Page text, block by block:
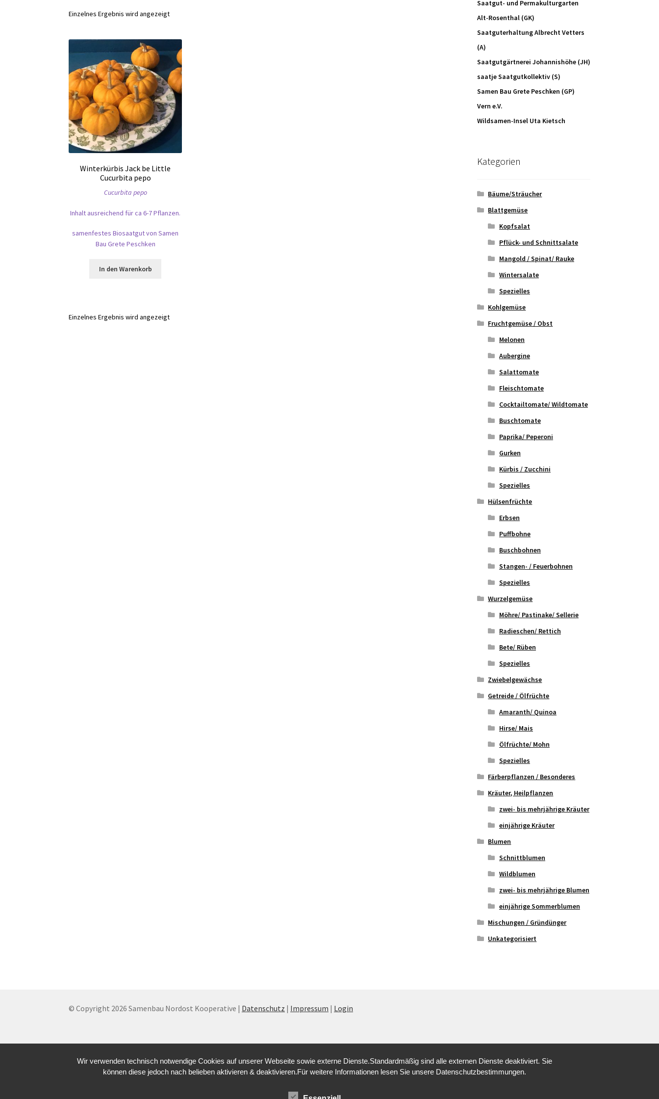
Einzelnes Ergebnis wird angezeigt
Winterkürbis Jack be Little
Cucurbita pepo
Cucurbita pepo
Inhalt ausreichend für ca 6-7 Pflanzen.
samenfestes Biosaatgut von Samen
Bau Grete Peschken
In den Warenkorb
Einzelnes Ergebnis wird angezeigt
Saatgut- und Permakulturgarten
Alt-Rosenthal (GK)
Saatguterhaltung Albrecht Vetters
(A)
Saatgutgärtnerei Johannishöhe (JH)
saatje Saatgutkollektiv (S)
Samen Bau Grete Peschken (GP)
Vern e.V.
Wildsamen-Insel Uta Kietsch
Kategorien
Bäume/Sträucher
Blattgemüse
Kopfsalat
Pflück- und Schnittsalate
Mangold / Spinat/ Rauke
Wintersalate
Spezielles
Kohlgemüse
Fruchtgemüse / Obst
Melonen
Aubergine
Salattomate
Fleischtomate
Cocktailtomate/ Wildtomate
Buschtomate
Paprika/ Peperoni
Gurken
Kürbis / Zucchini
Spezielles
Hülsenfrüchte
Erbsen
Puffbohne
Buschbohnen
Stangen- / Feuerbohnen
Spezielles
Wurzelgemüse
Möhre/ Pastinake/ Sellerie
Radieschen/ Rettich
Bete/ Rüben
Spezielles
Zwiebelgewächse
Getreide / Ölfrüchte
Amaranth/ Quinoa
Hirse/ Mais
Ölfrüchte/ Mohn
Spezielles
Färberpflanzen / Besonderes
Kräuter, Heilpflanzen
zwei- bis mehrjährige Kräuter
einjährige Kräuter
Blumen
Schnittblumen
Wildblumen
zwei- bis mehrjährige Blumen
einjährige Sommerblumen
Mischungen / Gründünger
Unkategorisiert
© Copyright 2026 Samenbau Nordost Kooperative | Datenschutz | Impressum | Login
Wir verwenden technisch notwendige Cookies auf unserer Webseite sowie externe Dienste.Standardmäßig sind alle externen Dienste deaktiviert. Sie
können diese jedoch nach belieben aktivieren & deaktivieren.Für weitere Informationen lesen Sie unsere Datenschutzbestimmungen.